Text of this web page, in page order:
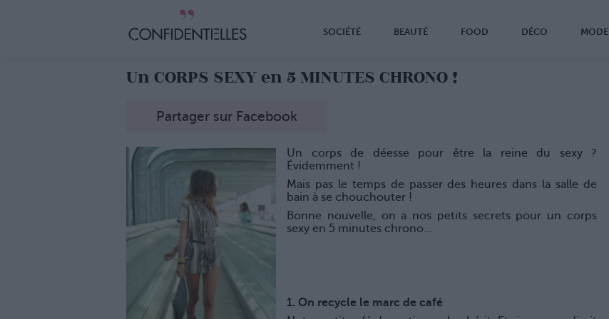
SOCIÉTÉ BEAUTÉ FOOD DÉCO MODE
Un CORPS SEXY en 5 MINUTES CHRONO !
Partager sur Facebook
Un corps de déesse pour être la reine du sexy ?
Évidemment !
Mais pas le temps de passer des heures dans la salle de
bain à se chouchouter !
Bonne nouvelle, on a nos petits secrets pour un corps
sexy en 5 minutes chrono…
1. On recycle le marc de café